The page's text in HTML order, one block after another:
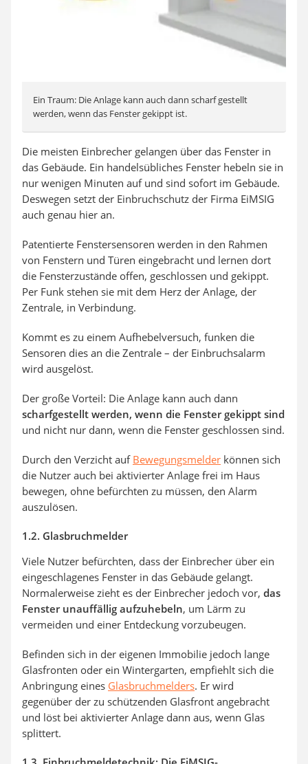
Ein Traum: Die Anlage kann auch dann scharf gestellt
werden, wenn das Fenster gekippt ist.
Die meisten Einbrecher gelangen über das Fenster in
das Gebäude. Ein handelsübliches Fenster hebeln sie in
nur wenigen Minuten auf und sind sofort im Gebäude.
Deswegen setzt der Einbruchschutz der Firma EiMSIG
auch genau hier an.
Patentierte Fenstersensoren werden in den Rahmen
von Fenstern und Türen eingebracht und lernen dort
die Fensterzustände offen, geschlossen und gekippt.
Per Funk stehen sie mit dem Herz der Anlage, der
Zentrale, in Verbindung.
Kommt es zu einem Aufhebelversuch, funken die
Sensoren dies an die Zentrale – der Einbruchsalarm
wird ausgelöst.
Der große Vorteil: Die Anlage kann auch dann
scharfgestellt werden, wenn die Fenster gekippt sind
und nicht nur dann, wenn die Fenster geschlossen sind.
Durch den Verzicht auf Bewegungsmelder können sich
die Nutzer auch bei aktivierter Anlage frei im Haus
bewegen, ohne befürchten zu müssen, den Alarm
auszulösen.
1.2. Glasbruchmelder
Viele Nutzer befürchten, dass der Einbrecher über ein
eingeschlagenes Fenster in das Gebäude gelangt.
Normalerweise zieht es der Einbrecher jedoch vor, das
Fenster unauffällig aufzuhebeln, um Lärm zu
vermeiden und einer Entdeckung vorzubeugen.
Befinden sich in der eigenen Immobilie jedoch lange
Glasfronten oder ein Wintergarten, empfiehlt sich die
Anbringung eines Glasbruchmelders. Er wird
gegenüber der zu schützenden Glasfront angebracht
und löst bei aktivierter Anlage dann aus, wenn Glas
splittert.